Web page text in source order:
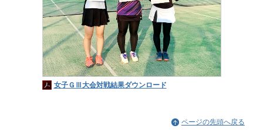
女子ＧⅢ大会対戦結果ダウンロード
ページの先頭へ戻る